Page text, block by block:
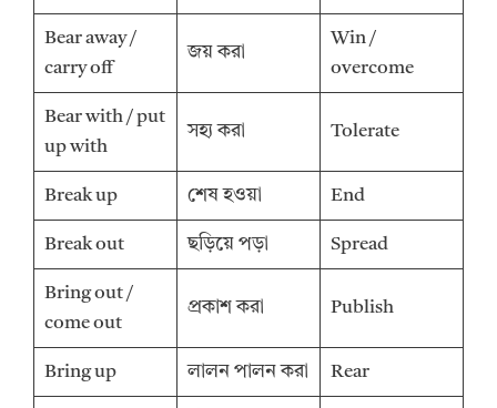
Bear away /
carry off
জয় করা
Win /
overcome
Bear with / put
up with
সহ্য করা Tolerate
Break up শেষ হওয়া End
Break out ছড়িয়ে পড়া Spread
Bring out /
come out
প্রকাশ করা Publish
Bring up লালন পালন করা Rear